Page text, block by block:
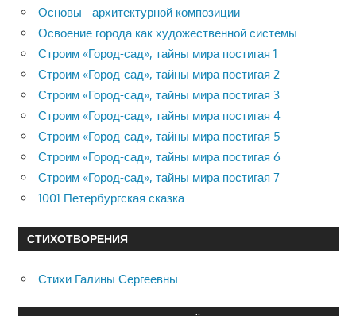
Основы архитектурной композиции
Освоение города как художественной системы
Строим «Город-сад», тайны мира постигая 1
Строим «Город-сад», тайны мира постигая 2
Строим «Город-сад», тайны мира постигая 3
Строим «Город-сад», тайны мира постигая 4
Строим «Город-сад», тайны мира постигая 5
Строим «Город-сад», тайны мира постигая 6
Строим «Город-сад», тайны мира постигая 7
1001 Петербургская сказка
СТИХОТВОРЕНИЯ
Стихи Галины Сергеевны